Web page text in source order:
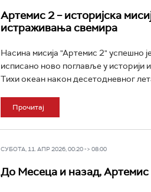
Артемис 2 – историјска
истраживања свемира
Насина мисија "Артемис 2" успешно
исписано ново поглавље у историји
Тихи океан након десетодневног
Прочитај
СУБОТА, 11. АПР 2026, 00:20 -> 08:00
До Месеца и назад, Артемис